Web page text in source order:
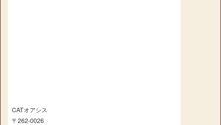
CATオアシス
〒262-0026